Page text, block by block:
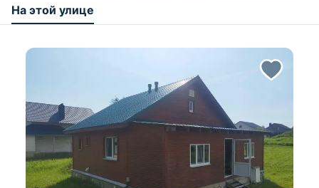
На этой улице